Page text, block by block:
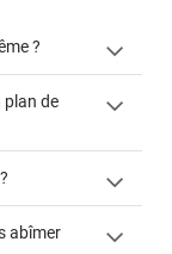
?
? »
plan de
installer du
abîmer